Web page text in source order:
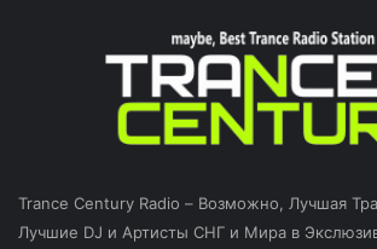
Trance Century Radio – Возможно, Лучшая
Лучшие DJ и Артисты СНГ и Мира в